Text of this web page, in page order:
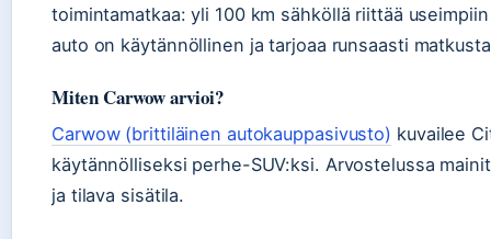
toimintamatkaa: yli 100 km sähköllä riittää
auto on käytännöllinen ja tarjoaa runsaasti
Miten Carwow arvioi?
Carwow (brittiläinen autokauppasivusto) kuvailee
käytännölliseksi perhe-SUV:ksi. Arvostelussa
ja tilava sisätila.